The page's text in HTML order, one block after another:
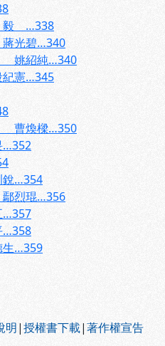
毅 …338
光碧…340
姚紹純…340
憲…345
曹煥樑…350
…352
…354
烈琨…356
…357
…358
…359
明|授權書下載|著作權宣告